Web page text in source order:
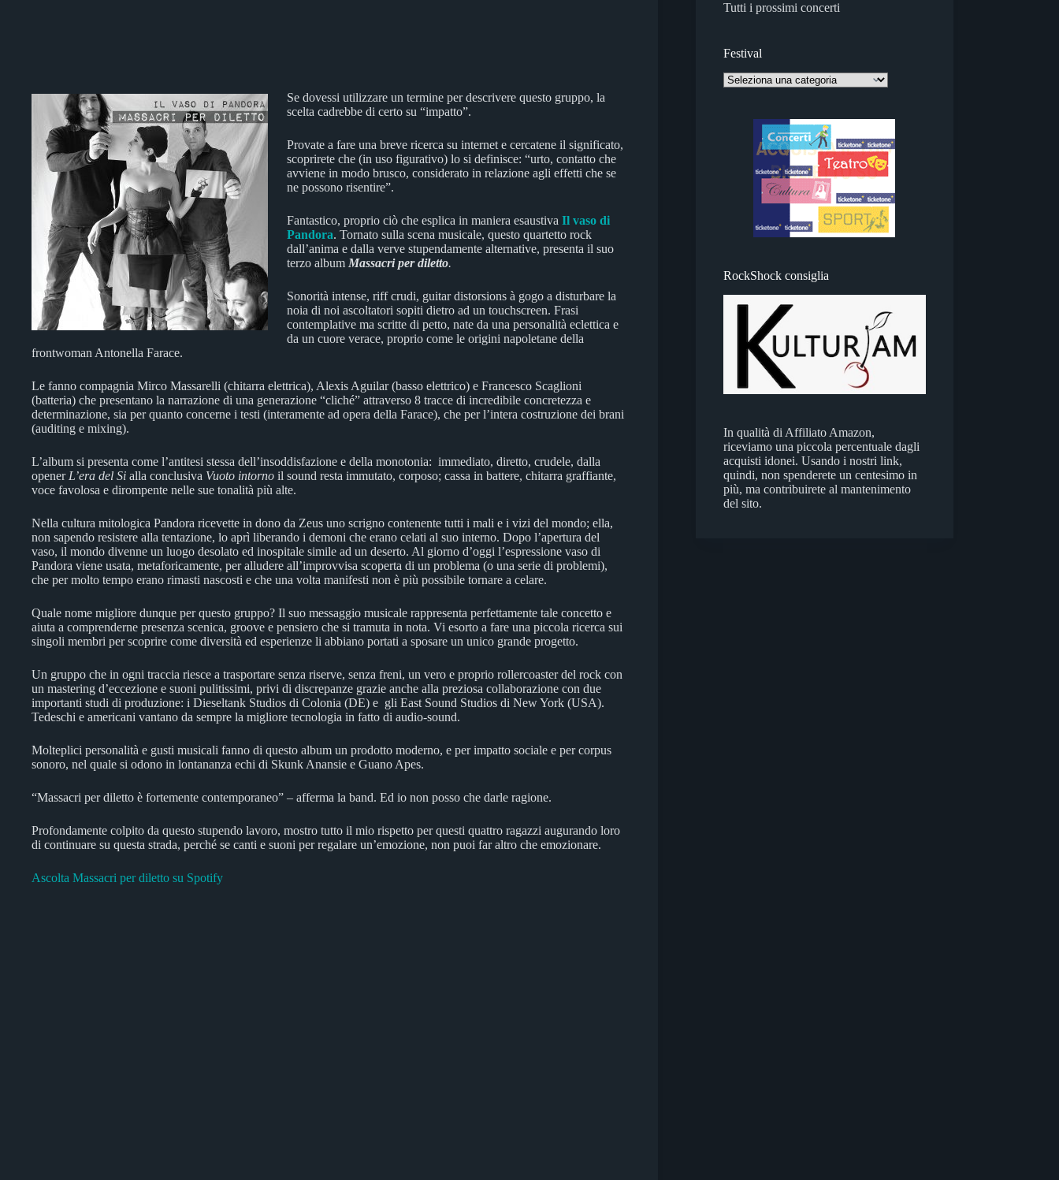
Se dovessi utilizzare un termine per descrivere questo gruppo, la
scelta cadrebbe di certo su “impatto”.
Provate a fare una breve ricerca su internet e cercatene il significato,
scoprirete che (in uso figurativo) lo si definisce: “urto, contatto che
avviene in modo brusco, considerato in relazione agli effetti che se
ne possono risentire”.
Fantastico, proprio ciò che esplica in maniera esaustiva Il vaso di
Pandora. Tornato sulla scena musicale, questo quartetto rock
dall’anima e dalla verve stupendamente alternative, presenta il suo
terzo album Massacri per diletto.
Sonorità intense, riff crudi, guitar distorsions à gogo a disturbare la
noia di noi ascoltatori sopiti dietro ad un touchscreen. Frasi
contemplative ma scritte di petto, nate da una personalità eclettica e
da un cuore verace, proprio come le origini napoletane della
frontwoman Antonella Farace.
Le fanno compagnia Mirco Massarelli (chitarra elettrica), Alexis Aguilar (basso elettrico) e Francesco Scaglioni
(batteria) che presentano la narrazione di una generazione “cliché” attraverso 8 tracce di incredibile concretezza e
determinazione, sia per quanto concerne i testi (interamente ad opera della Farace), che per l’intera costruzione dei brani
(auditing e mixing).
L’album si presenta come l’antitesi stessa dell’insoddisfazione e della monotonia: immediato, diretto, crudele, dalla
opener L’era del Si alla conclusiva Vuoto intorno il sound resta immutato, corposo; cassa in battere, chitarra graffiante,
voce favolosa e dirompente nelle sue tonalità più alte.
Nella cultura mitologica Pandora ricevette in dono da Zeus uno scrigno contenente tutti i mali e i vizi del mondo; ella,
non sapendo resistere alla tentazione, lo aprì liberando i demoni che erano celati al suo interno. Dopo l’apertura del
vaso, il mondo divenne un luogo desolato ed inospitale simile ad un deserto. Al giorno d’oggi l’espressione vaso di
Pandora viene usata, metaforicamente, per alludere all’improvvisa scoperta di un problema (o una serie di problemi),
che per molto tempo erano rimasti nascosti e che una volta manifesti non è più possibile tornare a celare.
Quale nome migliore dunque per questo gruppo? Il suo messaggio musicale rappresenta perfettamente tale concetto e
aiuta a comprenderne presenza scenica, groove e pensiero che si tramuta in nota. Vi esorto a fare una piccola ricerca sui
singoli membri per scoprire come diversità ed esperienze li abbiano portati a sposare un unico grande progetto.
Un gruppo che in ogni traccia riesce a trasportare senza riserve, senza freni, un vero e proprio rollercoaster del rock con
un mastering d’eccezione e suoni pulitissimi, privi di discrepanze grazie anche alla preziosa collaborazione con due
importanti studi di produzione: i Dieseltank Studios di Colonia (DE) e gli East Sound Studios di New York (USA).
Tedeschi e americani vantano da sempre la migliore tecnologia in fatto di audio-sound.
Molteplici personalità e gusti musicali fanno di questo album un prodotto moderno, e per impatto sociale e per corpus
sonoro, nel quale si odono in lontananza echi di Skunk Anansie e Guano Apes.
“Massacri per diletto è fortemente contemporaneo” – afferma la band. Ed io non posso che darle ragione.
Profondamente colpito da questo stupendo lavoro, mostro tutto il mio rispetto per questi quattro ragazzi augurando loro
di continuare su questa strada, perché se canti e suoni per regalare un’emozione, non puoi far altro che emozionare.
Ascolta Massacri per diletto su Spotify
Tutti i prossimi concerti
Festival
RockShock consiglia
In qualità di Affiliato Amazon,
riceviamo una piccola percentuale dagli
acquisti idonei. Usando i nostri link,
quindi, non spenderete un centesimo in
più, ma contribuirete al mantenimento
del sito.